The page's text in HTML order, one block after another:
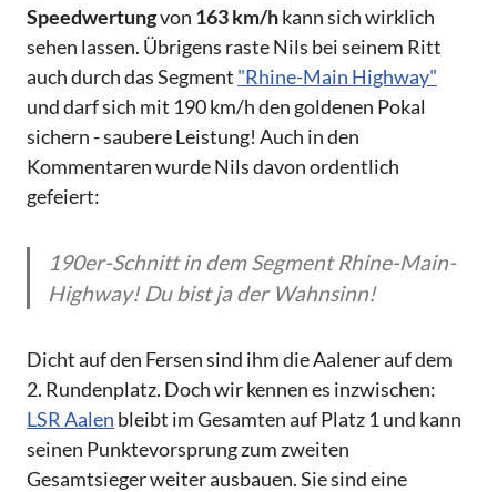
Speedwertungvon 163 km/hkann sich wirklich
sehen lassen. Übrigens raste Nils bei seinem Ritt
auch durch das Segment "Rhine-Main Highway"
und darf sich mit 190 km/h den goldenen Pokal
sichern - saubere Leistung! Auch in den
Kommentaren wurde Nils davon ordentlich
gefeiert:
190er-Schnitt in dem Segment Rhine-Main-
Highway! Du bist ja der Wahnsinn!
Dicht auf den Fersen sind ihm die Aalener auf dem
2. Rundenplatz. Doch wir kennen es inzwischen:
LSR Aalen bleibt im Gesamten auf Platz 1 und kann
seinen Punktevorsprung zum zweiten
Gesamtsieger weiter ausbauen. Sie sind eine